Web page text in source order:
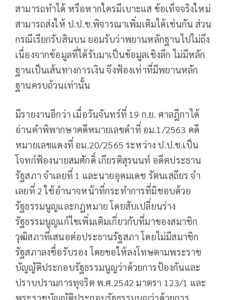
สามารถทำได้ หรือหากใครมีเบาะแส ข้อเท็จจริงใหม่
สามารถส่งให้ ป.ป.ช.พิจารณาเพิ่มเติมได้เช่นกัน ส่วน
กรณีเรียกรับสินบน ยอมรับว่าพยานหลักฐานไปไม่ถึง
เนื่องจากข้อมูลที่ได้รับมาเป็นข้อมูลเชิงลึก ไม่มีหลัก
ฐานเป็นเส้นทางการเงิน จึงฟ้องเท่าที่มีพยานหลัก
ฐานครบถ้วนเท่านั้น
มีรายงานอีกว่า เมื่อวันจันทร์ที่ 19 ก.ย. ศาลฎีกาได้
อ่านคำพิพากษาคดีหมายเลขดำที่ อม.1/2563 คดี
หมายเลขแดงที่ อม.20/2565 ระหว่าง ป.ป.ช.เป็น
โจทก์ฟ้องนายสมศักดิ์ เกียรติสุรนนท์ อดีตประธาน
รัฐสภา จำเลยที่ 1 และนายอุดมเดช รัตนเสถียร จํา
เลยที่ 2 ใช้อำนาจหน้าที่กระทำการที่มิชอบด้วย
รัฐธรรมนูญและกฎหมาย โดยสับเปลี่ยนร่าง
รัฐธรรมนูญแก้ไขเพิ่มเติมเกี่ยวกับที่มาของสมาชิก
วุฒิสภาที่เสนอต่อประธานรัฐสภา โดยไม่มีสมาชิก
รัฐสภาลงชื่อรับรอง โดยขอให้ลงโทษตามพระราช
บัญญัติประกอบรัฐธรรมนูญว่าด้วยการป้องกันและ
ปราบปรามการทุจริต พ.ศ.2542 มาตรา 123/1 และ
พระราชบัญญัติประกอบรัฐธรรมนูญว่าด้วยการ